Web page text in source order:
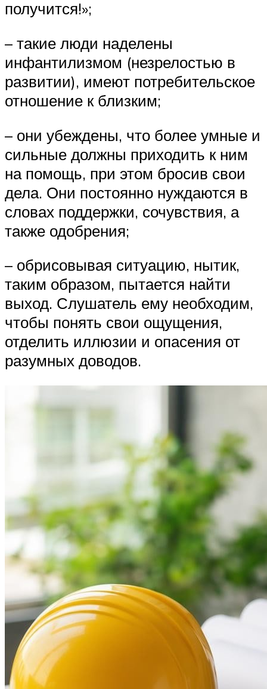
получится!»;
– такие люди наделены
инфантилизмом (незрелостью в
развитии), имеют потребительское
отношение к близким;
– они убеждены, что более умные и
сильные должны приходить к ним
на помощь, при этом бросив свои
дела. Они постоянно нуждаются в
словах поддержки, сочувствия, а
также одобрения;
– обрисовывая ситуацию, нытик,
таким образом, пытается найти
выход. Слушатель ему необходим,
чтобы понять свои ощущения,
отделить иллюзии и опасения от
разумных доводов.